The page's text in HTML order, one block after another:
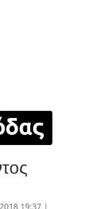
19:37|